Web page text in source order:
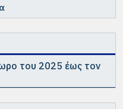
του 2025 έως τον